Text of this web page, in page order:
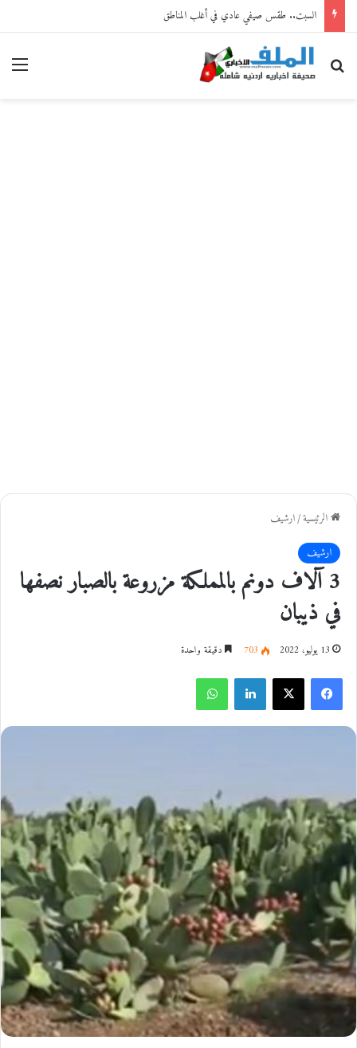
السبت.. طقس صيفي عادي في أغلب المناطق
بحث عن
الرئيسية/ارشيف
ارشيف
3 آلاف دونم بالمملكة مزروعة بالصبار نصفها
في ذيبان
13 يوليو، 2022 703 دقيقة واحدة
فيسبوك